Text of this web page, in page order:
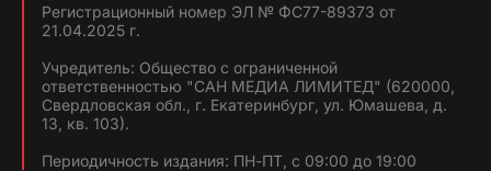
Регистрационный номер ЭЛ № ФС77-89373 от
21.04.2025 г.
Учредитель: Общество с ограниченной
ответственностью "САН МЕДИА ЛИМИТЕД" (620000,
Свердловская обл., г. Екатеринбург, ул. Юмашева, д.
13, кв. 103).
Периодичность издания: ПН-ПТ, с 09:00 до 19:00